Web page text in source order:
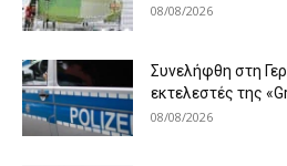
08/08/2026
Συνελήφθη στη
εκτελεστές της
08/08/2026